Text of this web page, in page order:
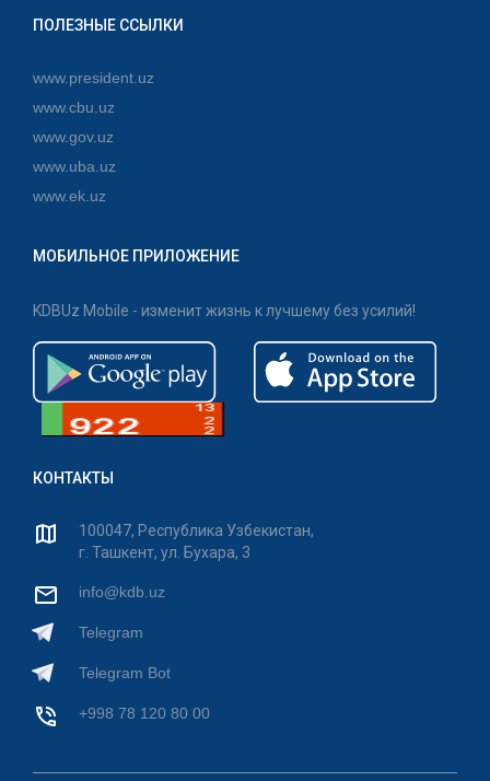
ПОЛЕЗНЫЕ ССЫЛКИ
www.president.uz
www.cbu.uz
www.gov.uz
www.uba.uz
www.ek.uz
МОБИЛЬНОЕ ПРИЛОЖЕНИЕ
KDBUz Mobile - изменит жизнь к лучшему без усилий!
КОНТАКТЫ
100047, Республика Узбекистан,
г. Ташкент, ул. Бухара, 3
info@kdb.uz
Telegram
Telegram Bot
+998 78 120 80 00